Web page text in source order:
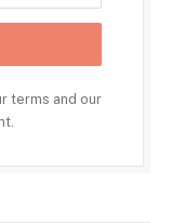
terms and our